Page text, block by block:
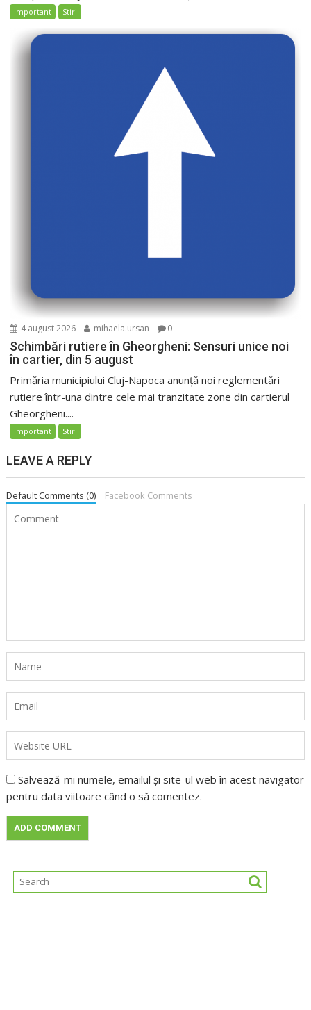
Important Stiri
4 august 2026 mihaela.ursan 0
Schimbări rutiere în Gheorgheni: Sensuri unice noi
în cartier, din 5 august
Primăria municipiului Cluj-Napoca anunță noi reglementări
rutiere într-una dintre cele mai tranzitate zone din cartierul
Gheorgheni....
Important Stiri
LEAVE A REPLY
Default Comments (0) Facebook Comments
Salvează-mi numele, emailul și site-ul web în acest navigator
pentru data viitoare când o să comentez.